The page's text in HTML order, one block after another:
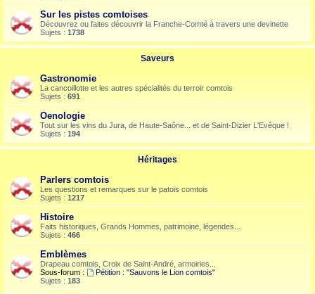
Sur les pistes comtoises
Découvrez ou faites découvrir la Franche-Comté à travers une devinette
Sujets : 1738
Saveurs
Gastronomie
La cancoillotte et les autres spécialités du terroir comtois
Sujets : 691
Oenologie
Tout sur les vins du Jura, de Haute-Saône... et de Saint-Dizier L'Evêque !
Sujets : 194
Héritages
Parlers comtois
Les questions et remarques sur le patois comtois
Sujets : 1217
Histoire
Faits historiques, Grands Hommes, patrimoine, légendes...
Sujets : 466
Emblèmes
Drapeau comtois, Croix de Saint-André, armoiries...
Sous-forum :
Pétition : "Sauvons le Lion comtois"
Sujets : 183